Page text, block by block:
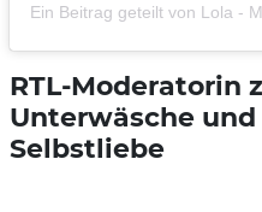
Ein Beitrag geteilt von Lola -
RTL-Moderatorin
Unterwäsche
Selbstliebe